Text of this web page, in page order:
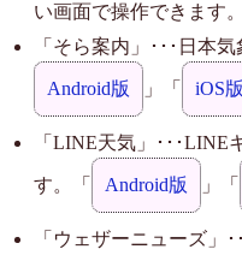
い画面で操作できます。
「そら案内」･･･日本
Android版 」「 iOS版
「LINE天気」･･･LINE
す。「 Android版 」「
「ウェザーニューズ」